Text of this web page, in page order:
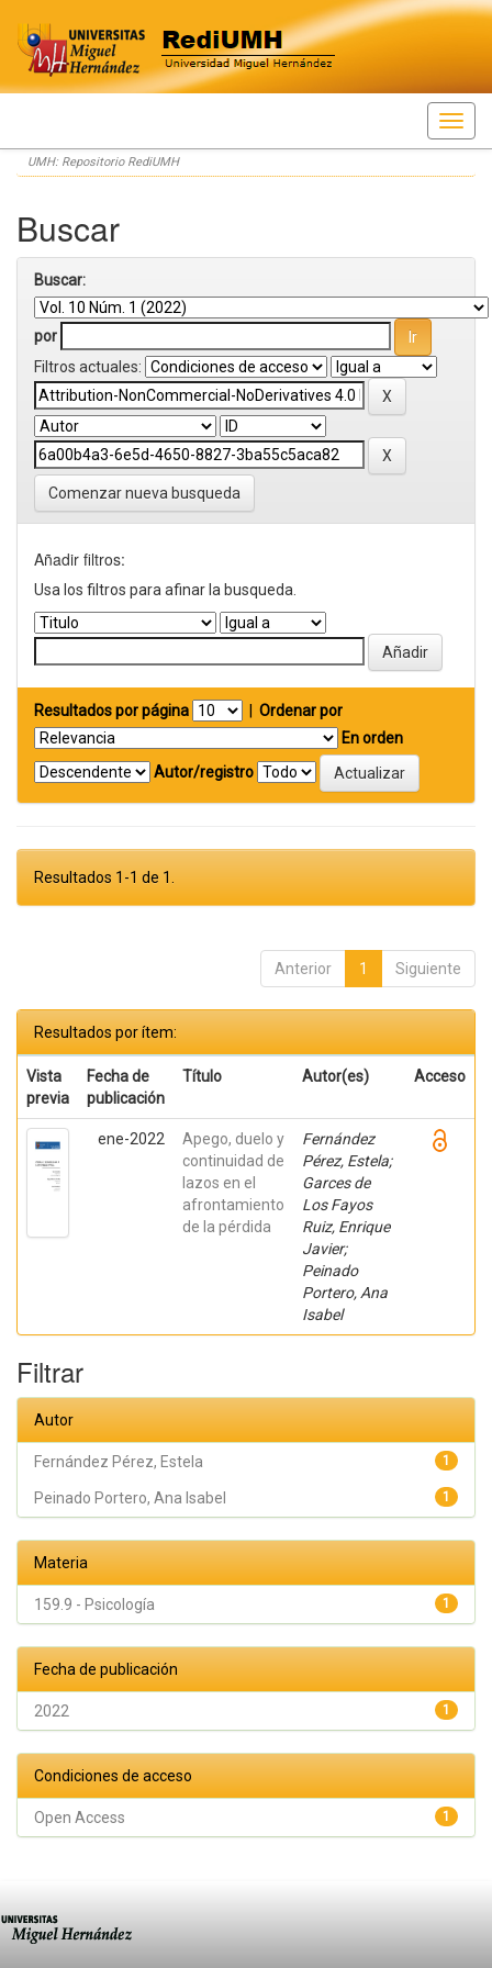
Skip
navigation
UMH: Repositorio RediUMH
Buscar
Buscar:
por
Filtros actuales:
Comenzar nueva busqueda
Añadir filtros:
Usa los filtros para afinar la busqueda.
Resultados por página
Ordenar por
En orden
Autor/registro
Resultados 1-1 de 1.
Anterior 1 Siguiente
Resultados por ítem:
Vista
previa
Fecha de
publicación
Título Autor(es) Acceso
ene-2022
Apego, duelo y
continuidad de
lazos en el
afrontamiento
de la pérdida
Fernández
Pérez, Estela;
Garces de
Los Fayos
Ruiz, Enrique
Javier;
Peinado
Portero, Ana
Isabel
Filtrar
Autor
1
Fernández Pérez, Estela
1
Peinado Portero, Ana Isabel
Materia
1
159.9 - Psicología
Fecha de publicación
1
2022
Condiciones de acceso
1
Open Access